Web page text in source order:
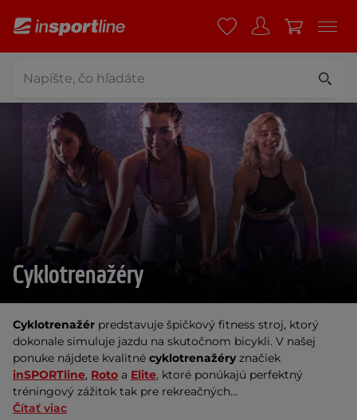
Cyklotrenažéry
Cyklotrenažér predstavuje špičkový fitness stroj, ktorý
dokonale simuluje jazdu na skutočnom bicykli. V našej
ponuke nájdete kvalitné cyklotrenažéry
inSPORTline, Roto a Elite, ktoré ponúkajú perfektný
tréningový zážitok tak pre rekreačných...
Čítať viac